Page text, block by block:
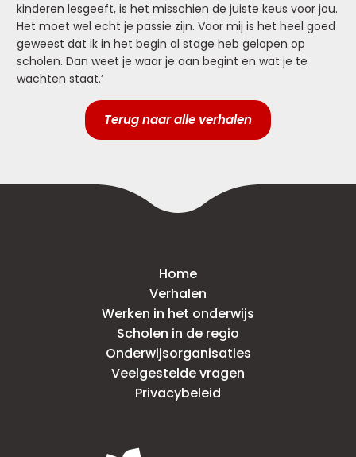
kinderen lesgeeft, is het misschien de juiste keus voor jou.
Het moet wel echt je passie zijn. Voor mij is het heel goed
geweest dat ik in het begin al stage heb gelopen op
scholen. Dan weet je waar je aan begint en wat je te
wachten staat.’
Terug naar alle verhalen
Home
Verhalen
Werken in het onderwijs
Scholen in de regio
Onderwijsorganisaties
Veelgestelde vragen
Privacybeleid